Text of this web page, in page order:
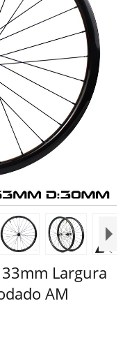
Largura
AM